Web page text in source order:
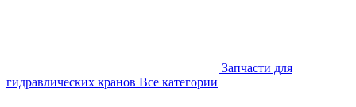
Запчасти для
гидравлических кранов Все категории